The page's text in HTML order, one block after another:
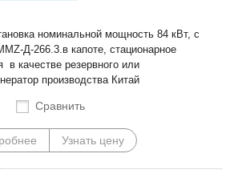
номинальной мощность 84 кВт, с
Д-266.3.в капоте, стационарное
в качестве резервного или
производства Китай
Сравнить
Узнать цену